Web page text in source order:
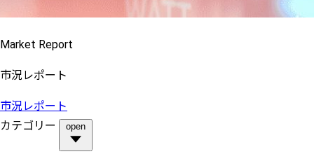
Market Report
市況レポート
市況レポート
カテゴリー
open